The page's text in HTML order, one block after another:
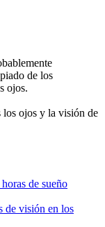
de los
ojos.
los ojos y la visión de
de sueño
de visión en los